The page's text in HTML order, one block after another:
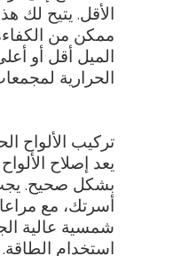
الأقل. يتيح لك
ممكن من
الميل أقل أو
الحرارية
تركيب الألواح
يعد إصلاح
بشكل صحيح.
أسرتك، مع
شمسية عالية
استخدام